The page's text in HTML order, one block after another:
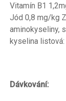
Vitamín B1
Jód 0,8 mg/kg
aminokyseliny,
kyselina
Dávkování: